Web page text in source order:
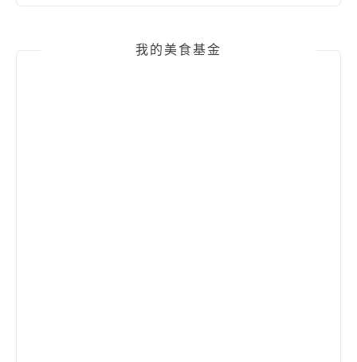
我的美食基金